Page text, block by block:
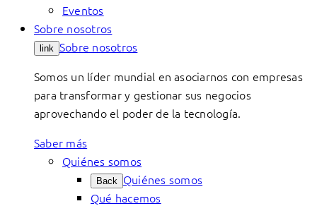
Eventos
Sobre nosotros
link Sobre nosotros
Somos un líder mundial en asociarnos con empresas
para transformar y gestionar sus negocios
aprovechando el poder de la tecnología.
Saber más
Quiénes somos
Back Quiénes somos
Qué hacemos